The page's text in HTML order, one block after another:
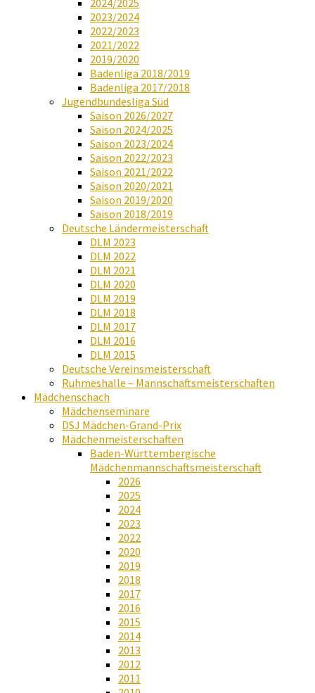
2024/2025
2023/2024
2022/2023
2021/2022
2019/2020
Badenliga 2018/2019
Badenliga 2017/2018
Jugendbundesliga Süd
Saison 2026/2027
Saison 2024/2025
Saison 2023/2024
Saison 2022/2023
Saison 2021/2022
Saison 2020/2021
Saison 2019/2020
Saison 2018/2019
Deutsche Ländermeisterschaft
DLM 2023
DLM 2022
DLM 2021
DLM 2020
DLM 2019
DLM 2018
DLM 2017
DLM 2016
DLM 2015
Deutsche Vereinsmeisterschaft
Ruhmeshalle – Mannschaftsmeisterschaften
Mädchenschach
Mädchenseminare
DSJ Mädchen-Grand-Prix
Mädchenmeisterschaften
Baden-Württembergische
Mädchenmannschaftsmeisterschaft
2026
2025
2024
2023
2022
2020
2019
2018
2017
2016
2015
2014
2013
2012
2011